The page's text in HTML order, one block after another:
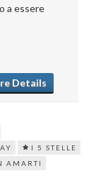
a essere
Details
I 5 STELLE
AMARTI